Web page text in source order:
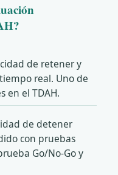
de retener y
real. Uno de
en el TDAH.
de detener
con pruebas
Go/No-Go y